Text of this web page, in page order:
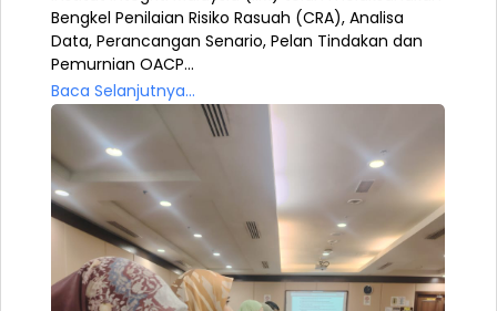
Bengkel Penilaian Risiko Rasuah (CRA), Analisa
Data, Perancangan Senario, Pelan Tindakan dan
Pemurnian OACP...
Baca Selanjutnya...